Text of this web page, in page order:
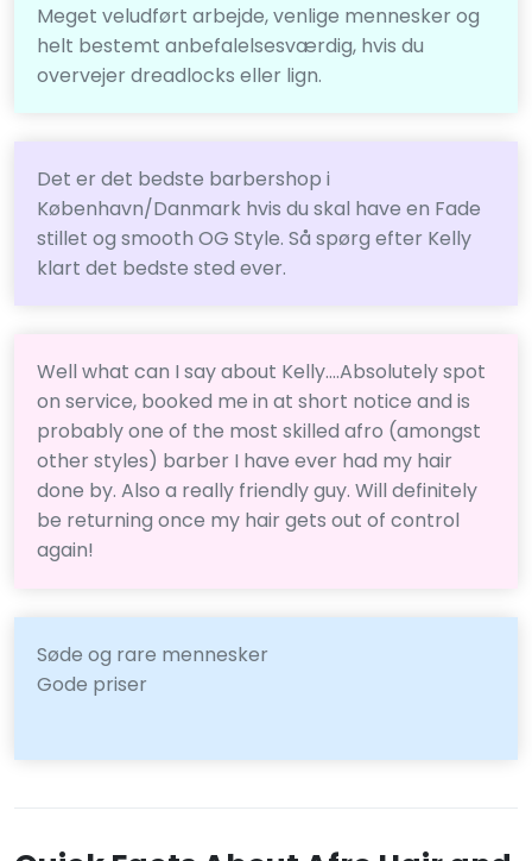
Meget veludført arbejde, venlige mennesker og
helt bestemt anbefalelsesværdig, hvis du
overvejer dreadlocks eller lign.
Det er det bedste barbershop i
København/Danmark hvis du skal have en Fade
stillet og smooth OG Style. Så spørg efter Kelly
klart det bedste sted ever.
Well what can I say about Kelly....Absolutely spot
on service, booked me in at short notice and is
probably one of the most skilled afro (amongst
other styles) barber I have ever had my hair
done by. Also a really friendly guy. Will definitely
be returning once my hair gets out of control
again!
Søde og rare mennesker
Gode priser